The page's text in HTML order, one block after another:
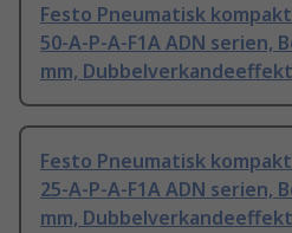
Festo Pneumatisk
50-A-P-A-F1A ADN serien,
mm,
Festo Pneumatisk
25-A-P-A-F1A ADN serien,
mm,